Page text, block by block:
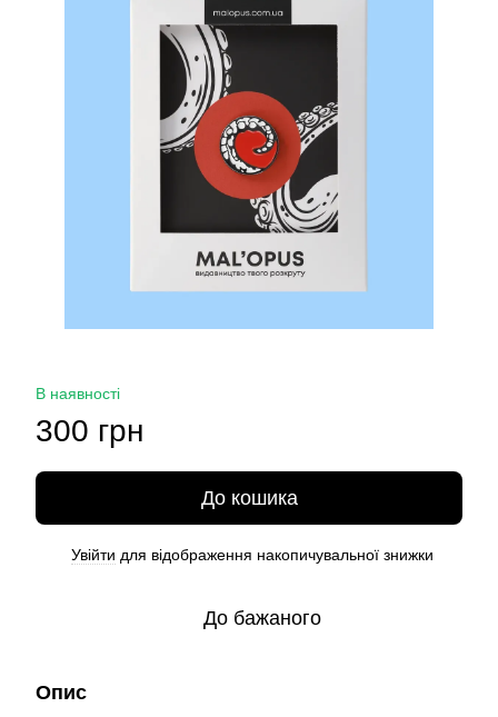
В наявності
300 грн
До кошика
Увійти для відображення накопичувальної знижки
До бажаного
Опис